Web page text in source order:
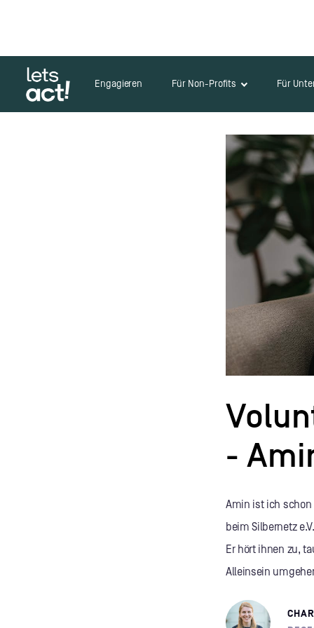
Engagieren Für Non-Profits
Für
-
Amin ist ich schon
beim Silbernetz
Er hört ihnen zu,
Alleinsein